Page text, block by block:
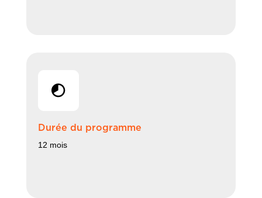
Durée du programme
12 mois